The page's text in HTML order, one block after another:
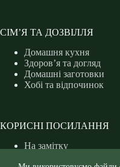
СІМ’Я ТА ДОЗВІЛЛЯ
Домашня кухня
Здоров’я та догляд
Домашні заготовки
Хобі та відпочинок
КОРИСНІ ПОСИЛАННЯ
На замітку